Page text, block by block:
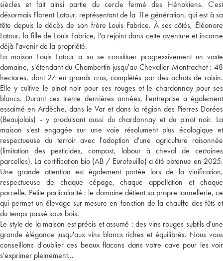
siècles et fait ainsi partie du cercle fermé des Hénokiens. C'est
désormais Florent Latour, représentant de la 11e génération, qui est à sa
tête depuis le décès de son frère Louis Fabrice. À ses côtés, Éléonore
Latour, la fille de Louis Fabrice, l'a rejoint dans cette aventure et incarne
déjà l'avenir de la propriété.
La maison Louis Latour a su se constituer progressivement un vaste
domaine, s'étendant du Chambertin jusqu'au Chevalier-Montrachet : 48
hectares, dont 27 en grands crus, complétés par des achats de raisin.
Elle y cultive le pinot noir pour ses rouges et le chardonnay pour ses
blancs. Durant ces trente dernières années, l'entreprise a également
essaimé en Ardèche, dans le Var et dans la région des Pierres Dorées
(Beaujolais) - y produisant aussi du chardonnay et du pinot noir. La
maison s'est engagée sur une voie résolument plus écologique et
respectueuse du terroir avec l'adoption d'une agriculture raisonnée
(limitation des pesticides, compost, labour à cheval de certaines
parcelles). La certification bio (AB / Eurofeuille) a été obtenue en 2025.
Une grande attention est également portée lors de la vinification,
respectueuse de chaque cépage, chaque appellation et chaque
parcelle. Petite particularité : le domaine détient sa propre tonnellerie, ce
qui permet un élevage sur-mesure en fonction de la chauffe des fûts et
du temps passé sous bois.
Le style de la maison est précis et assumé : des vins rouges subtils d'une
grande élégance jusqu'aux vins blancs riches et équilibrés. Nous vous
conseillons d'oublier ces beaux flacons dans votre cave pour les voir
s'exprimer pleinement...